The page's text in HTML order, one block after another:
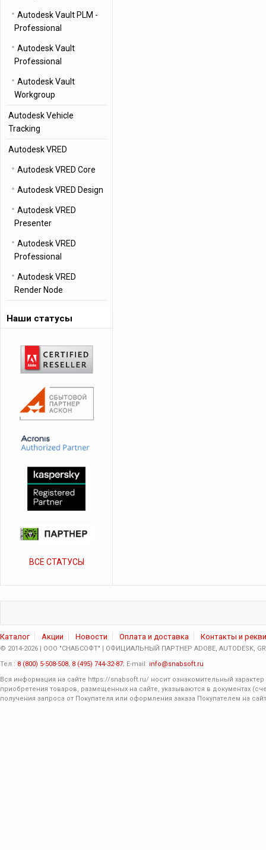
Autodesk Vault PLM -
Professional
Autodesk Vault
Professional
Autodesk Vault
Workgroup
Autodesk Vehicle
Tracking
Autodesk VRED
Autodesk VRED Core
Autodesk VRED Design
Autodesk VRED
Presenter
Autodesk VRED
Professional
Autodesk VRED
Render Node
Наши статусы
ВСЕ СТАТУСЫ
Каталог Акции Новости Оплата и доставка Контакты и
© 2014-2026 | ООО "СНАБСОФТ" | ОФИЦИАЛЬНЫЙ ПАРТНЕР ADOBE, AUTODESK,
Тел.: 8 (800) 5-508-508, 8 (495) 744-32-87; E-mail: info@snabsoft.ru
Вся информация на сайте https://snabsoft.ru/ носит ознакомительный
приобретения товаров, размещенных на сайте, указываются в документах
получения запроса от Покупателя или оформления заказа Покупателем на